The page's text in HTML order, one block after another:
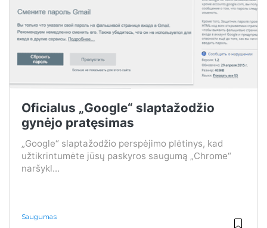
Oficialus „Google“ slaptažodžio
gynėjo pratęsimas
„Google“ slaptažodžio perspėjimo plėtinys, kad
užtikrintumėte jūsų paskyros saugumą „Chrome“
naršykl...
Saugumas